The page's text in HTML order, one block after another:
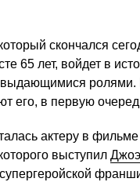
скончался
65 лет, войдет в
выдающимися
его, в первую
актеру в
выступил